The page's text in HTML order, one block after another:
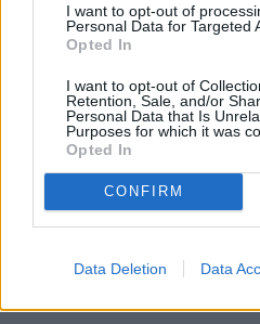
I want to opt-out of
Personal Data for Targeted
Opted In
I want to opt-out of
Retention, Sale, and/or
Personal Data that Is
Purposes for which it was
Opted In
CONFIRM
Data Deletion Data